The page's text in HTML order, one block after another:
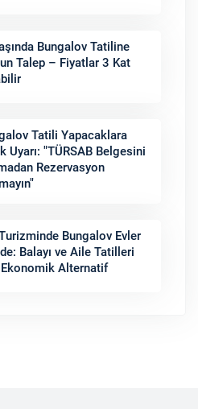
Bungalov Tatiline
Talep – Fiyatlar 3 Kat
Tatili Yapacaklara
Uyarı: "TÜRSAB Belgesini
Rezervasyon
Bungalov Evler
Balayı ve Aile Tatilleri
Alternatif